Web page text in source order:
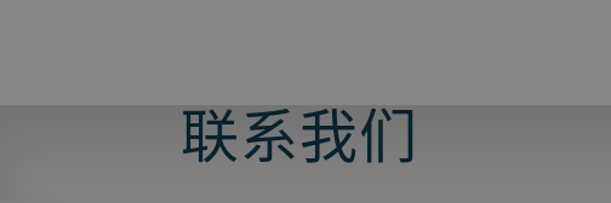
联系我们